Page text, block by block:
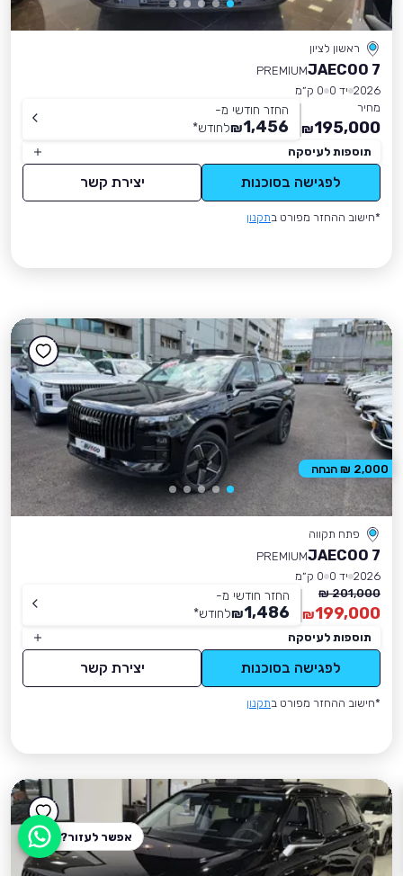
ראשון לציון
JAECOO 7
PREMIUM
2026 יד 0
0 ק״מ
מחיר
195,000
₪
החזר חודשי מ-
1,456
₪לחודש*
תוספות לעיסקה
לפגישה בסוכנות יצירת קשר
*חישוב ההחזר מפורט בתקנון
פתח תקווה
JAECOO 7
PREMIUM
2026 יד 0
0 ק״מ
201,000 ₪
199,000
₪
החזר חודשי מ-
1,486
₪לחודש*
תוספות לעיסקה
לפגישה בסוכנות יצירת קשר
*חישוב ההחזר מפורט בתקנון
2,000 ₪ הנחה
אפשר לעזור?